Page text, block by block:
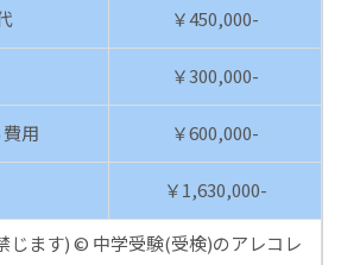
￥450,000-
￥300,000-
用 ￥600,000-
￥1,630,000-
じます) © 中学受験(受検)のアレコレ